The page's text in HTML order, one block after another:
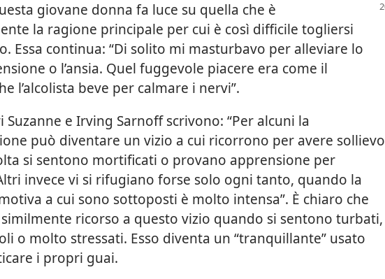
giovane donna fa luce su quella che è
la ragione principale per cui è così difficile togliersi
Essa continua: “Di solito mi masturbavo per alleviare lo
o l’ansia. Quel fuggevole piacere era come il
l’alcolista beve per calmare i nervi”.
Suzanne e Irving Sarnoff scrivono: “Per alcuni la
può diventare un vizio a cui ricorrono per avere sollievo
si sentono mortificati o provano apprensione per
invece vi si rifugiano forse solo ogni tanto, quando la
a cui sono sottoposti è molto intensa”. È chiaro che
ricorso a questo vizio quando si sentono turbati,
o molto stressati. Esso diventa un “tranquillante” usato
i propri guai.